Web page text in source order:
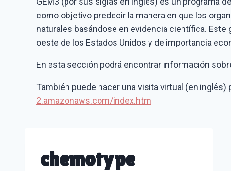
como objetivo predecir la manera en que los
naturales basándose en evidencia científica. Este
oeste de los Estados Unidos y de importancia
En esta sección podrá encontrar información
También puede hacer una visita virtual (en
2.amazonaws.com/index.htm
chemotype